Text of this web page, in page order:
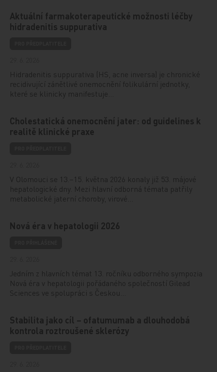
Aktuální farmakoterapeutické možnosti léčby
hidradenitis suppurativa
Hidradenitis suppurativa (HS, acne inversa) je chronické
recidivující zánětlivé onemocnění folikulární jednotky,
které se klinicky manifestuje…
Cholestatická onemocnění jater: od guidelines k
realitě klinické praxe
V Olomouci se 13.–15. května 2026 konaly již 53. májové
hepatologické dny. Mezi hlavní odborná témata patřily
metabolické jaterní choroby, virové…
Nová éra v hepatologii 2026
Jedním z hlavních témat 13. ročníku odborného sympozia
Nová éra v hepatologii pořádaného společností Gilead
Sciences ve spolupráci s Českou…
Stabilita jako cíl – ofatumumab a dlouhodobá
kontrola roztroušené sklerózy